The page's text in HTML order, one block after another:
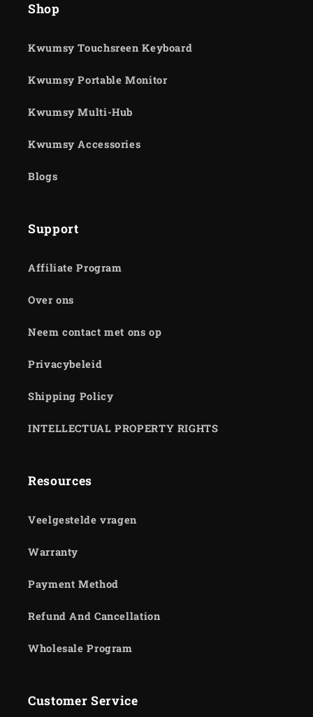
Shop
Kwumsy Touchsreen Keyboard
Kwumsy Portable Monitor
Kwumsy Multi-Hub
Kwumsy Accessories
Blogs
Support
Affiliate Program
Over ons
Neem contact met ons op
Privacybeleid
Shipping Policy
INTELLECTUAL PROPERTY RIGHTS
Resources
Veelgestelde vragen
Warranty
Payment Method
Refund And Cancellation
Wholesale Program
Customer Service